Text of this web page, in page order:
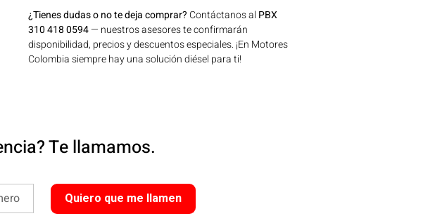
¿Tienes dudas o no te deja comprar? Contáctanos al PBX
310 418 0594— nuestros asesores te confirmarán
disponibilidad, precios y descuentos especiales. ¡En Motores
Colombia siempre hay una solución diésel para ti!
Te llamamos.
Quiero que me llamen